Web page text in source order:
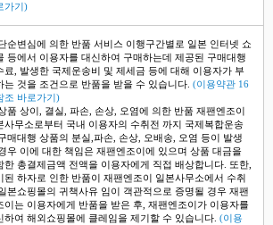
가기)
순변심에 의한 반품 서비스 이행구간별로 일본 인터넷 쇼
등에서 이용자를 대신하여 구매하는데 제공된 구매대행
료, 발생한 국제운송비 및 제세금 등에 대해 이용자가 부
는 것을 조건으로 반품을 받을 수 있습니다. (이용약관 16
조 바로가기)
품 상이, 결실, 파손, 손상, 오염에 의한 반품 재팬엔조이
사무소로부터 국내 이용자의 수취전 까지 국제복합운송
매대행 상품의 분실,파손, 손상, 오배송, 오염 등이 발생
우 이에 대한 책임은 재팬엔조이에 있으며 상품 대금을
한 총결제금액 전액을 이용자에게 직접 배상합니다. 또한,
된 하자로 인한 반품이 재팬엔조이 일본사무소에서 수취
본쇼핑몰의 귀책사유 임이 객관적으로 증명될 경우 재팬
이는 이용자에게 반품을 받은 후, 재팬엔조이가 이용자를
하여 해외쇼핑몰에 클레임을 제기할 수 있습니다. (이용